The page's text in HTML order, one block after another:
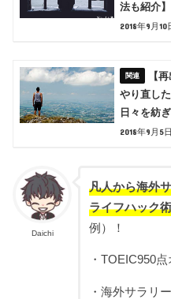
法も紹介】
2018年9月10
【
やり直し
日々を紡
2018年9月5日
Daichi
凡人から海外
ライフハック術
例）！
・TOEIC950
・海外サラリ